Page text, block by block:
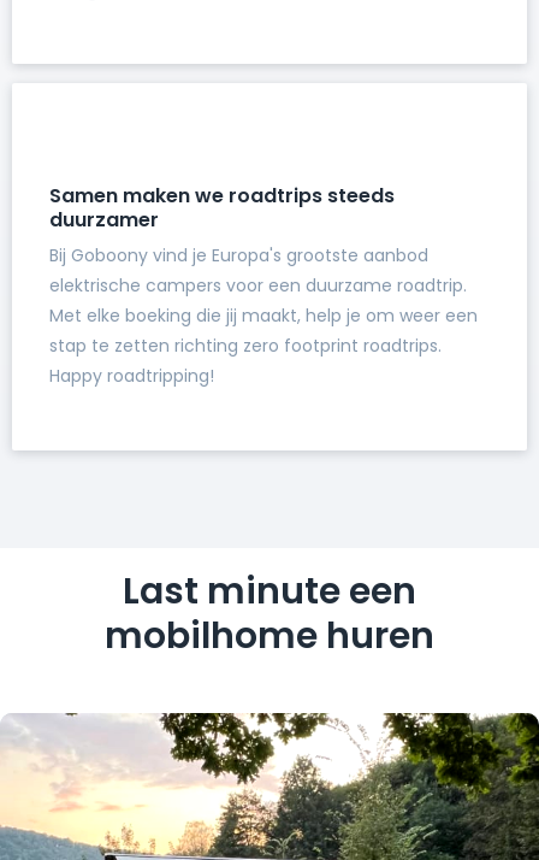
Samen maken we roadtrips steeds
duurzamer
Bij Goboony vind je Europa's grootste aanbod
elektrische campers voor een duurzame roadtrip.
Met elke boeking die jij maakt, help je om weer een
stap te zetten richting zero footprint roadtrips.
Happy roadtripping!
Last minute een
mobilhome huren